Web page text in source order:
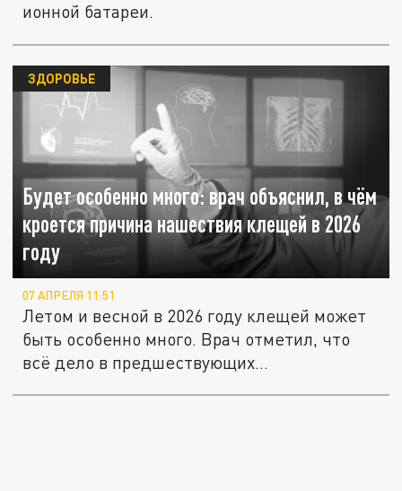
ионной батареи.
Будет особенно много: врач объяснил, в чём
кроется причина нашествия клещей в 2026
году
ЗДОРОВЬЕ
07 АПРЕЛЯ 11:51
Летом и весной в 2026 году клещей может
быть особенно много. Врач отметил, что
всё дело в предшествующих...